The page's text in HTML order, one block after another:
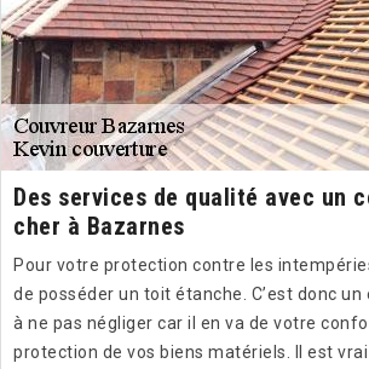
Des services de qualité avec un
cher à Bazarnes
Pour votre protection contre les
de posséder un toit étanche. C’est donc
à ne pas négliger car il en va de votre
protection de vos biens matériels. Il est